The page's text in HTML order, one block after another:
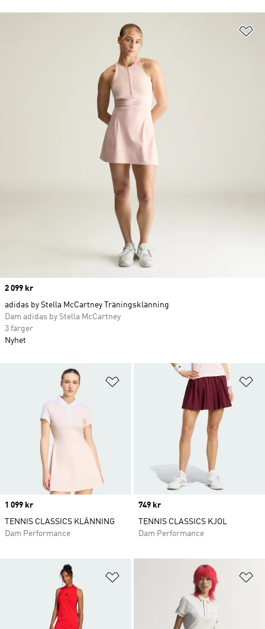
Lägg till på önskelistan
Price
1 099 kr
TENNIS CLASSICS KLÄNNING
Dam Performance
Price
749 kr
TENNIS CLASSICS KJOL
Dam Performance
Lägg till på önskelistan
Price
2 099 kr
adidas by Stella McCartney Träningsklänning
Dam adidas by Stella McCartney
3 färger
Nyhet